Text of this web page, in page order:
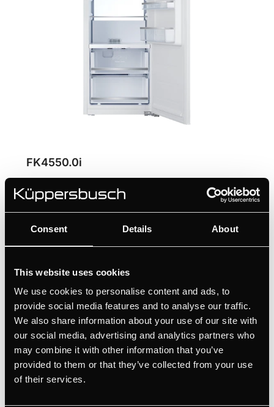
Consent Details About
This website uses cookies
We use cookies to personalise content and ads, to
provide social media features and to analyse our traffic.
We also share information about your use of our site with
our social media, advertising and analytics partners who
may combine it with other information that you’ve
provided to them or that they’ve collected from your use
of their services.
FK4550.0i
Snel overzicht dankzij digitale statusweergave
Intuïtieve instelling via aanraaksensoren
Variabele interieurindeling dankzij VarioShelves
LED-achterpaneel voor betere zichtbaarheid
HANDLEIDINGEN
PRODUCTKAART
TECHNISCHE TEKENING